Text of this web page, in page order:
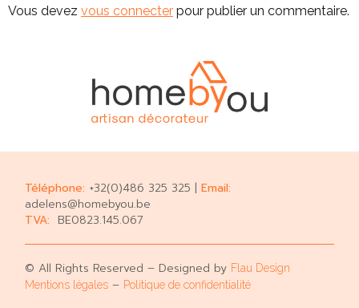
Vous devez vous connecter pour publier un commentaire.
Téléphone: +32(0)486 325 325 |Email:
adelens@homebyou.be
TVA: BE0823.145.067
© All Rights Reserved – Designed by Flau Design
Mentions légales – Politique de confidentialité